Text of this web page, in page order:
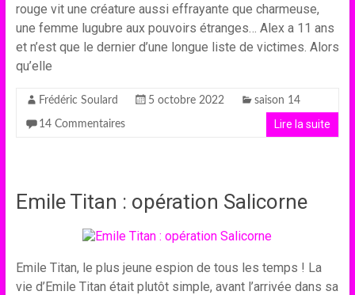
rouge vit une créature aussi effrayante que charmeuse,
une femme lugubre aux pouvoirs étranges… Alex a 11 ans
et n’est que le dernier d’une longue liste de victimes. Alors
qu’elle
Frédéric Soulard 5 octobre 2022 saison 14
14 Commentaires Lire la suite
Emile Titan : opération Salicorne
Emile Titan, le plus jeune espion de tous les temps ! La
vie d’Emile Titan était plutôt simple, avant l’arrivée dans sa